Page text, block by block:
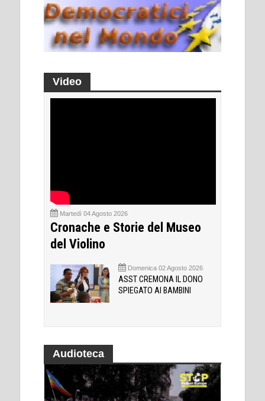
Video
Martedì 04 Agosto 2026
Cronache e Storie del Museo
del Violino
Domenica 02 Agosto 2026
ASST CREMONA IL DONO
SPIEGATO AI BAMBINI
Audioteca